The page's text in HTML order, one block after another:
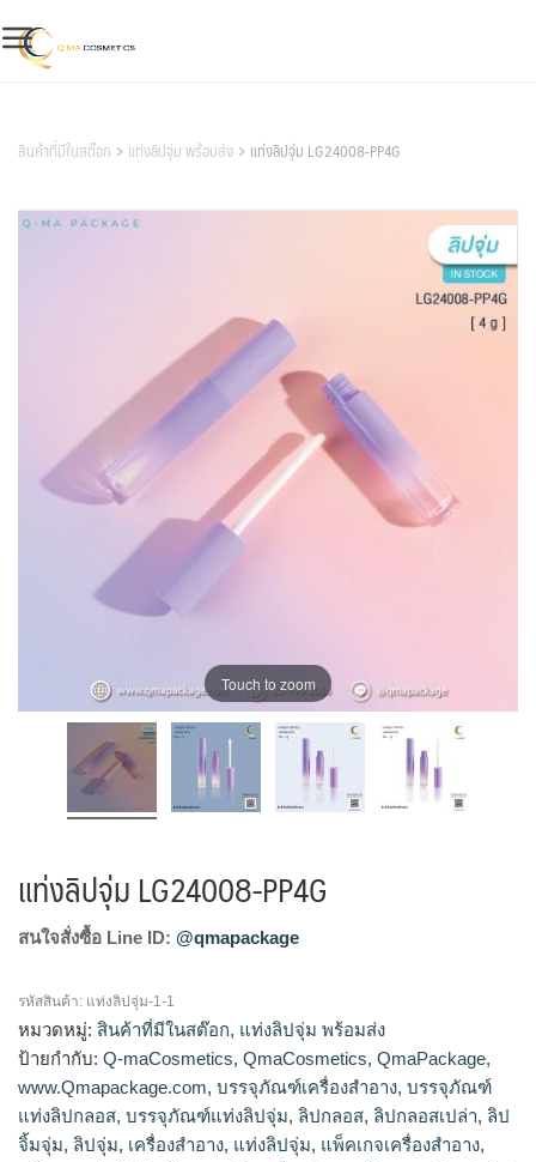
to
content
สินค้าที่มีในสต๊อก แท่งลิปจุ่ม พร้อมส่ง แท่งลิปจุ่ม LG24008-PP4G
Touch to zoom
แท่งลิปจุ่ม LG24008-PP4G
สนใจสั่งซื้อ Line ID: @qmapackage
รหัสสินค้า: แท่งลิปจุ่ม-1-1
หมวดหมู่: สินค้าที่มีในสต๊อก, แท่งลิปจุ่ม พร้อมส่ง
ป้ายกำกับ: Q-maCosmetics, QmaCosmetics, QmaPackage,
www.Qmapackage.com, บรรจุภัณฑ์เครื่องสำอาง, บรรจุภัณฑ์
แท่งลิปกลอส, บรรจุภัณฑ์แท่งลิปจุ่ม, ลิปกลอส, ลิปกลอสเปล่า, ลิป
จิ้มจุ่ม, ลิปจุ่ม, เครื่องสำอาง, แท่งลิปจุ่ม, แพ็คเกจเครื่องสำอาง,